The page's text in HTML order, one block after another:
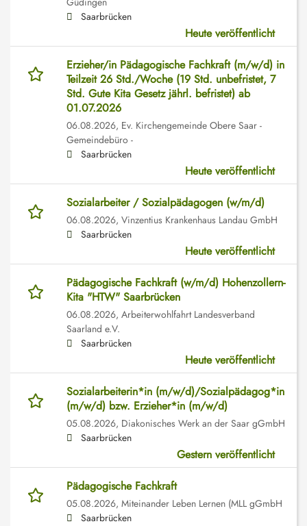
Saarbrücken
Heute veröffentlicht
Erzieher/in Pädagogische Fachkraft (m/w/d) in
Teilzeit 26 Std./Woche (19 Std. unbefristet, 7
Std. Gute Kita Gesetz jährl. befristet) ab
01.07.2026
06.08.2026, Ev. Kirchengemeinde Obere Saar -
Gemeindebüro -
Saarbrücken
Heute veröffentlicht
Sozialarbeiter / Sozialpädagogen (w/m/d)
06.08.2026, Vinzentius Krankenhaus Landau GmbH
Saarbrücken
Heute veröffentlicht
Pädagogische Fachkraft (w/m/d) Hohenzollern-
Kita "HTW" Saarbrücken
06.08.2026, Arbeiterwohlfahrt Landesverband
Saarland e.V.
Saarbrücken
Heute veröffentlicht
Sozialarbeiterin*in (m/w/d)/Sozialpädagog*in
(m/w/d) bzw. Erzieher*in (m/w/d)
05.08.2026, Diakonisches Werk an der Saar gGmbH
Saarbrücken
Gestern veröffentlicht
Pädagogische Fachkraft
05.08.2026, Miteinander Leben Lernen (MLL gGmbH
Saarbrücken